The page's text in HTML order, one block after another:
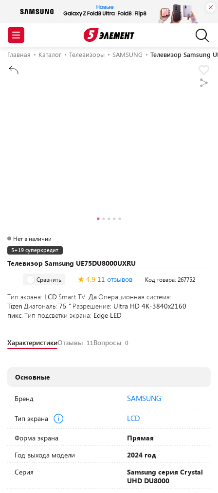
Главная Каталог Телевизоры SAMSUNG Телевизор Samsung
Телевизор Samsung UE75DU8000UXRU
Нет в наличии
5+19 суперкредит
Сравнить 4.9 11 отзывов Код товара: 267752
Тип экрана: LCD Smart TV: ДаОперационная система:
Tizen Диагональ: 75 " Разрешение: Ultra HD 4K-3840x2160
пикс.Тип подсветки экрана: Edge LED
ХарактеристикиОтзывы 11Вопросы 0
Основные
Бренд SAMSUNG
Тип экрана LCD
Форма экрана
Прямая
Год выхода модели
2024 год
Серия
Samsung серия Crystal
UHD DU8000